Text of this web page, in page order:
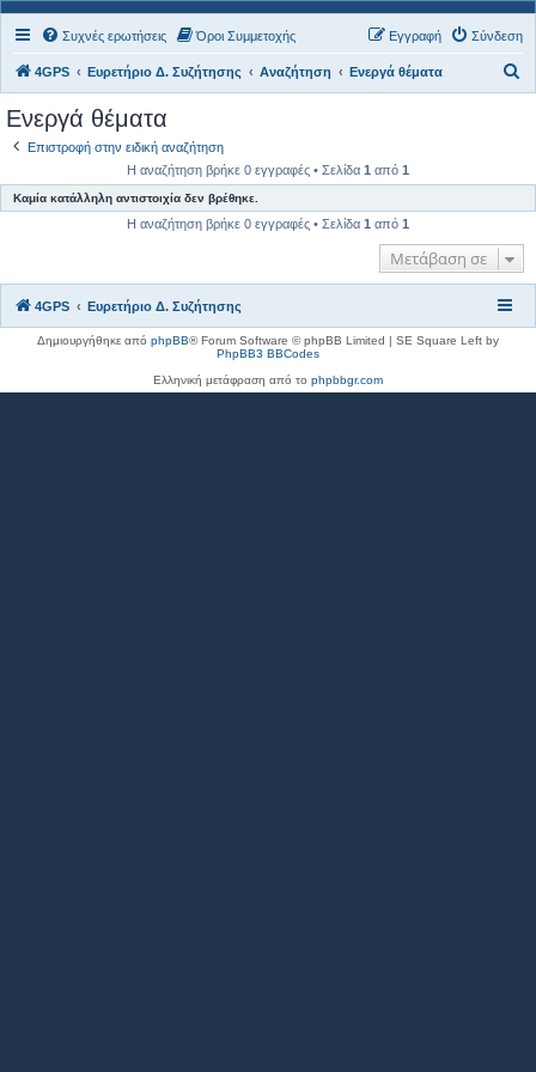
Συχνές ερωτήσεις Όροι Συμμετοχής Σύνδεση
Εγγραφή
4GPS Ευρετήριο Δ. Συζήτησης Αναζήτηση Ενεργά θέματα
ή
τ
η
σ
Ενεργά θέματα
Επιστροφή στην ειδική αναζήτηση
Η αναζήτηση βρήκε 0 εγγραφές • Σελίδα 1 από 1
Καμία κατάλληλη αντιστοιχία δεν βρέθηκε.
Η αναζήτηση βρήκε 0 εγγραφές • Σελίδα 1 από 1
Μετάβαση σε
4GPS Ευρετήριο Δ. Συζήτησης
Δημιουργήθηκε από phpBB® Forum Software © phpBB Limited | SE Square Left by
PhpBB3 BBCodes
Ελληνική μετάφραση από το phpbbgr.com